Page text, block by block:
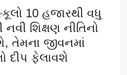
10 હજારથી વધુ
શિક્ષણ નીતિનો
તેમના જીવનમાં
દીપ ફેલાવશે